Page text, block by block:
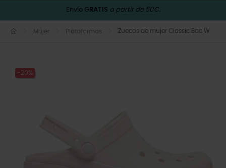
Envío GRATIS a partir de 50€.
Mujer Plataformas Zuecos de mujer Classic Bae W
-20%